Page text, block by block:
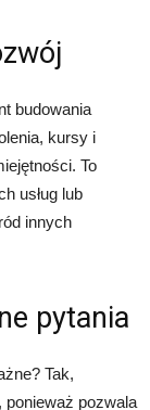
budowania
kursy i
To
usług lub
innych
pytania
Tak,
ponieważ pozwala